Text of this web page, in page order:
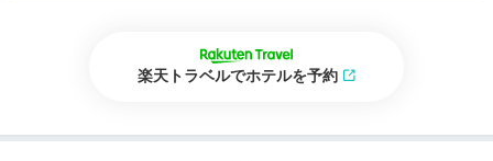
楽天トラベルでホテルを予約